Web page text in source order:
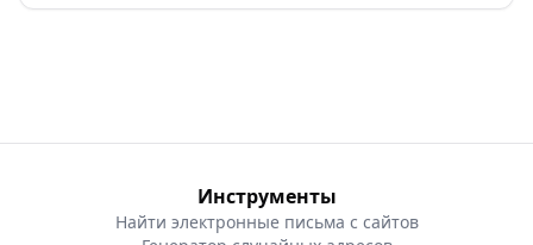
Инструменты
Найти электронные письма с сайтов